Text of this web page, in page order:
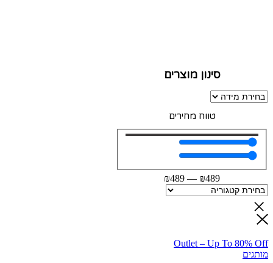
סינון מוצרים
טווח מחירים
₪489
—
₪489
Outlet – Up To 80% Off
מותגים